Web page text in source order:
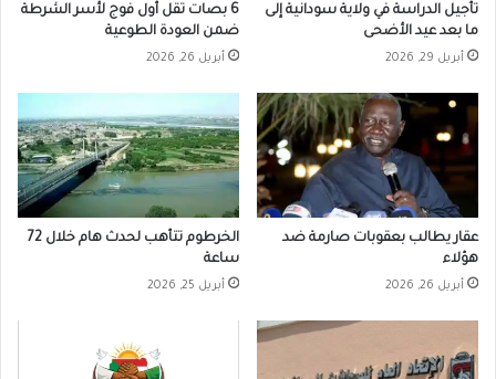
تأجيل الدراسة في ولاية سودانية إلى
ما بعد عيد الأضحى
أبريل 29, 2026
6 بصات تقل أول فوج لأسر الشرطة
ضمن العودة الطوعية
أبريل 26, 2026
عقار يطالب بعقوبات صارمة ضد
هؤلاء
أبريل 26, 2026
الخرطوم تتأهب لحدث هام خلال 72
ساعة
أبريل 25, 2026